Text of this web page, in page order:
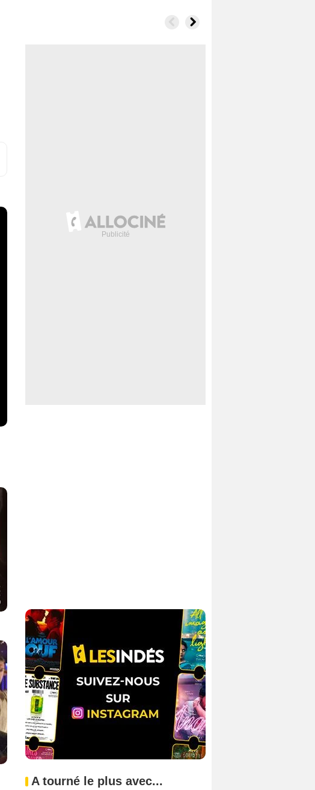
A tourné le plus avec...